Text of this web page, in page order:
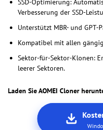
Verbesserung der SSD-
Unterstützt MBR- und
Kompatibel mit allen
Sektor-für-Sektor-Klonen:
leerer Sektoren.
Laden Sie AOMEI Cloner